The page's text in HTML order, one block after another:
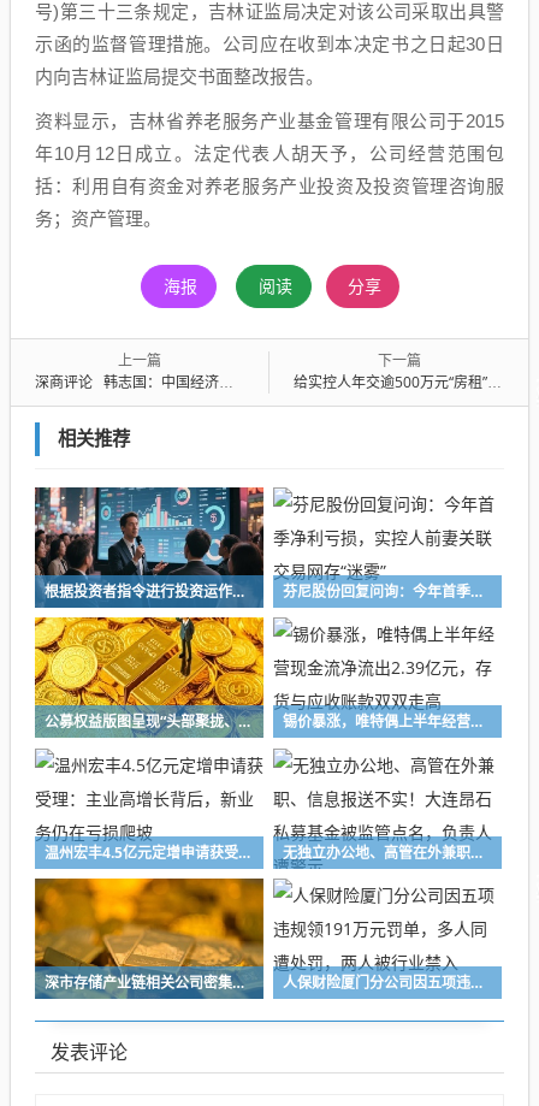
号)第三十三条规定，吉林证监局决定对该公司采取出具警
示函的监督管理措施。公司应在收到本决定书之日起30日
内向吉林证监局提交书面整改报告。
资料显示，吉林省养老服务产业基金管理有限公司于2015
年10月12日成立。法定代表人胡天予，公司经营范围包
括：利用自有资金对养老服务产业投资及投资管理咨询服
务；资产管理。
海报 阅读 分享
上一篇
深商评论 韩志国：中国经济正在走出通缩阴影
下一篇
给实控人年交逾500万元“房租”，玫瑰岛被问是否利用租赁调节业绩？业绩可持续性再度被关注
相关推荐
根据投资者指令进行投资运作！长兴万乘私募及时任副总经理收警示函 芬尼股份回复问询：今年首季净利亏损，实控人前妻关联交易网存“迷雾”
公募权益版图呈现“头部聚拢、中小深耕”格局 百亿级主动权益基金扩容至72只，16家公募主动权益规模突破千亿元 锡价暴涨，唯特偶上半年经营现金流净流出2.39亿元，存货与应收账款双双走高
温州宏丰4.5亿元定增申请获受理：主业高增长背后，新业务仍在亏损爬坡 无独立办公地、高管在外兼职、信息报送不实！大连昂石私募基金被监管点名，负责人遭警示
深市存储产业链相关公司密集释放积极信号，业界看好行业高景气度持续性 人保财险厦门分公司因五项违规领191万元罚单，多人同遭处罚，两人被行业禁入
发表评论